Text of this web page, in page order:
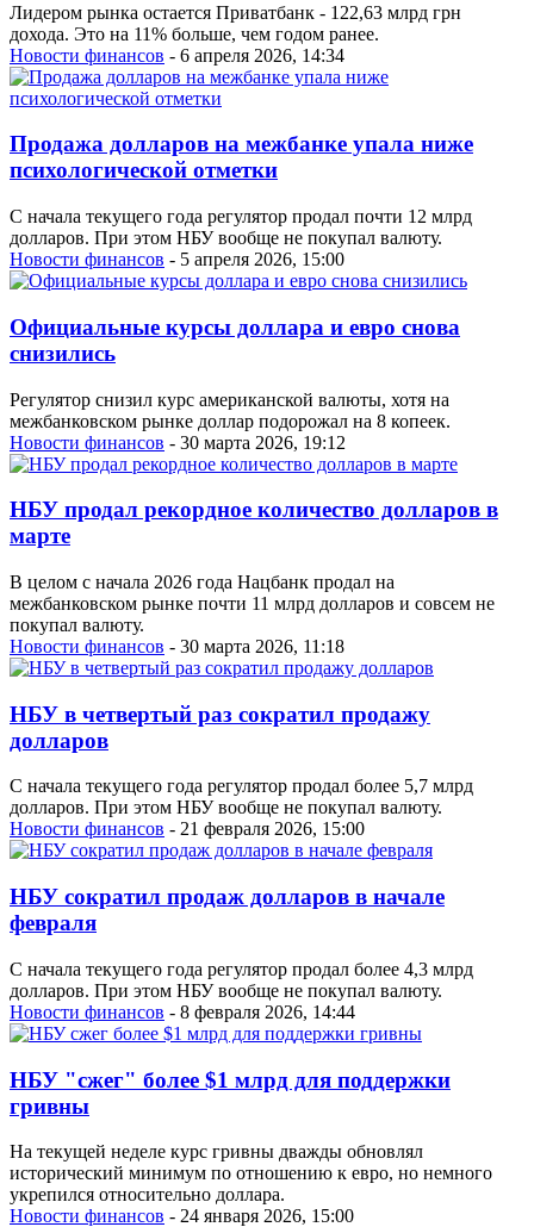
Лидером рынка остается Приватбанк - 122,63 млрд грн
дохода. Это на 11% больше, чем годом ранее.
Новости финансов - 6 апреля 2026, 14:34
Продажа долларов на межбанке упала ниже
психологической отметки
С начала текущего года регулятор продал почти 12 млрд
долларов. При этом НБУ вообще не покупал валюту.
Новости финансов - 5 апреля 2026, 15:00
Официальные курсы доллара и евро снова
снизились
Регулятор снизил курс американской валюты, хотя на
межбанковском рынке доллар подорожал на 8 копеек.
Новости финансов - 30 марта 2026, 19:12
НБУ продал рекордное количество долларов в
марте
В целом с начала 2026 года Нацбанк продал на
межбанковском рынке почти 11 млрд долларов и совсем не
покупал валюту.
Новости финансов - 30 марта 2026, 11:18
НБУ в четвертый раз сократил продажу
долларов
С начала текущего года регулятор продал более 5,7 млрд
долларов. При этом НБУ вообще не покупал валюту.
Новости финансов - 21 февраля 2026, 15:00
НБУ сократил продаж долларов в начале
февраля
С начала текущего года регулятор продал более 4,3 млрд
долларов. При этом НБУ вообще не покупал валюту.
Новости финансов - 8 февраля 2026, 14:44
НБУ "сжег" более $1 млрд для поддержки
гривны
На текущей неделе курс гривны дважды обновлял
исторический минимум по отношению к евро, но немного
укрепился относительно доллара.
Новости финансов - 24 января 2026, 15:00